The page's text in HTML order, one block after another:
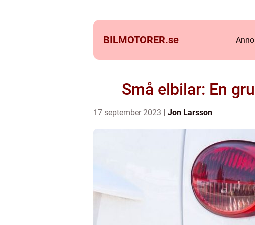
BILMOTORER.se
Små elbilar: En
17 september 2023 Jon Larsson